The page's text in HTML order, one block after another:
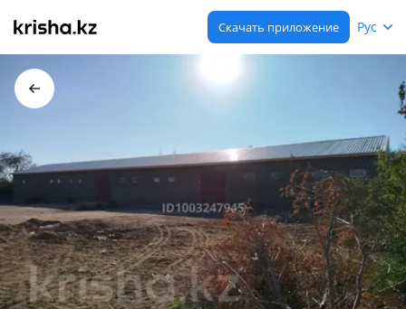
Скачать приложение Рус